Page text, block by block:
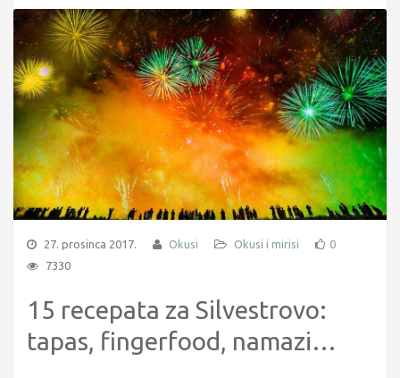
27. prosinca 2017. Okusi Okusi i mirisi
0
7330
15 recepata za Silvestrovo:
tapas, fingerfood, namazi…